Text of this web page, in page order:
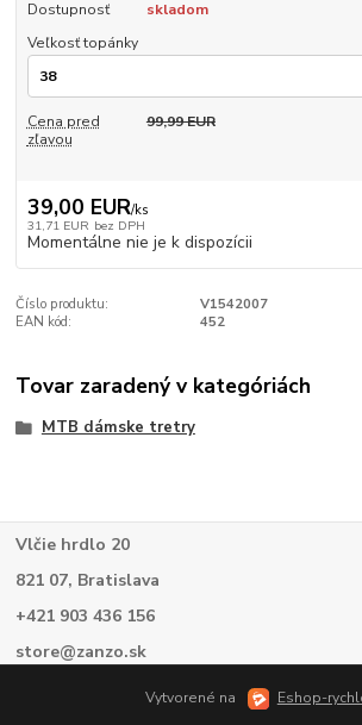
Dostupnosť
skladom
Veľkosť topánky
Cena pred
zľavou
99,99 EUR
39,00 EUR/ks
31,71 EUR bez DPH
Momentálne nie je k dispozícii
Číslo produktu:
V1542007
EAN kód:
452
Tovar zaradený v kategóriách
MTB dámske tretry
Vlčie hrdlo 20
821 07, Bratislava
+421 903 436 156
store@zanzo.sk
Vytvorené na Eshop-